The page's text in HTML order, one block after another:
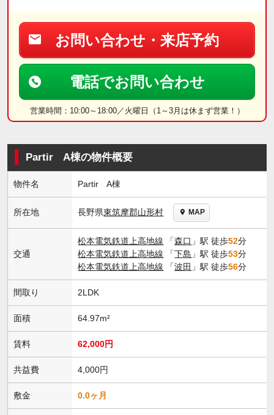
お問い合わせ・来店予約
電話でお問い合わせ
営業時間：10:00～18:00／火曜日（1～3月は休まず営業！）
Partir A棟の物件概要
物件名 Partir A棟
所在地 長野県東筑摩郡山形村 MAP
交通
松本電気鉄道上高地線 「森口 」駅 徒歩52分
松本電気鉄道上高地線 「下島 」駅 徒歩53分
松本電気鉄道上高地線 「波田 」駅 徒歩56分
間取り 2LDK
面積 64.97m²
賃料 62,000円
共益費 4,000円
敷金 0.0ヶ月